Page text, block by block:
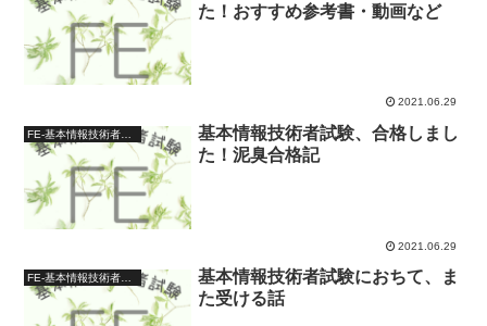
た！おすすめ参考書・動画など
2021.06.29
基本情報技術者試験、合格しまし
た！泥臭合格記
2021.06.29
FE-基本情報技術者試験-
基本情報技術者試験におちて、ま
た受ける話